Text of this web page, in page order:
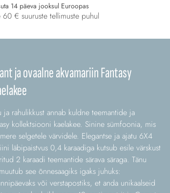
14 päeva jooksul Euroopas
60 € suuruste tellimuste puhul
ja ovaalne akvamariin Fantasy
ja rahulikkust annab kuldne teemantide ja
kollektsiooni kaelakee. Sinine sümfoonia, mis
selgetele värvidele. Elegantse ja ajatu 6X4
läbipaistvus 0,4 karaadiga kutsub esile värskust
2 karaadi teemantide särava säraga. Tänu
see õnnesaagiks igaks juhuks:
või verstapostiks, et anda unikaalseid